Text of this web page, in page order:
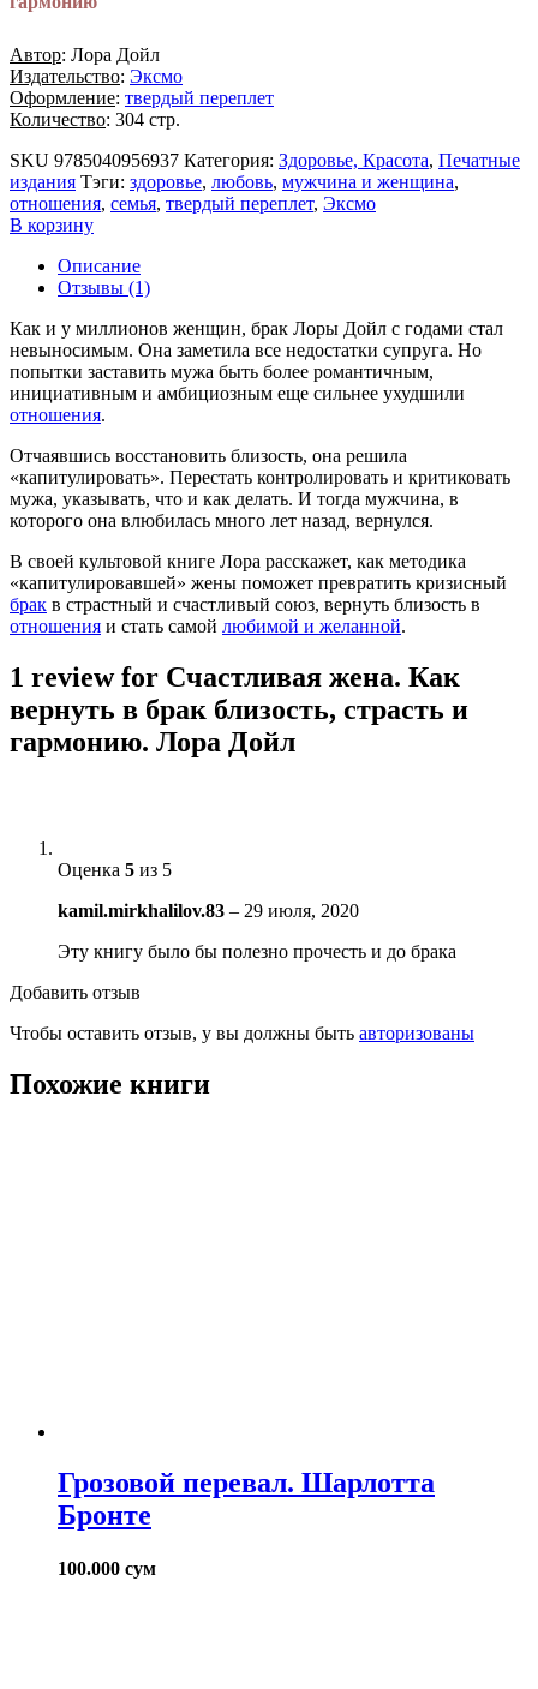
Автор: Лора Дойл
Издательство: Эксмо
Оформление: твердый переплет
Количество: 304 стр.
SKU 9785040956937 Категория: Здоровье, Красота, Печатные
издания Тэги: здоровье, любовь, мужчина и женщина,
отношения, семья, твердый переплет, Эксмо
В корзину
Описание
Отзывы (1)
Как и у миллионов женщин, брак Лоры Дойл с годами стал
невыносимым. Она заметила все недостатки супруга. Но
попытки заставить мужа быть более романтичным,
инициативным и амбициозным еще сильнее ухудшили
отношения.
Отчаявшись восстановить близость, она решила
«капитулировать». Перестать контролировать и критиковать
мужа, указывать, что и как делать. И тогда мужчина, в
которого она влюбилась много лет назад, вернулся.
В своей культовой книге Лора расскажет, как методика
«капитулировавшей» жены поможет превратить кризисный
брак в страстный и счастливый союз, вернуть близость в
отношения и стать самой любимой и желанной.
1 review for Счастливая жена. Как
вернуть в брак близость, страсть и
гармонию. Лора Дойл
Оценка 5 из 5
kamil.mirkhalilov.83 – 29 июля, 2020
Эту книгу было бы полезно прочесть и до брака
Добавить отзыв
Чтобы оставить отзыв, у вы должны быть авторизованы
Похожие книги
Грозовой перевал. Шарлотта
Бронте
100.000 сум